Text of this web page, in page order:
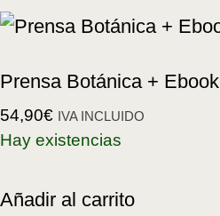
Prensa Botánica + Ebook
54,90€ IVA INCLUIDO
Hay existencias
Añadir al carrito